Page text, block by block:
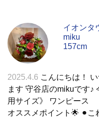
イオンタ
miku
157cm
2025.4.6 こんにちは！
ます 守谷店のmikuです♪
用サイズ》 ワンピー
オススメポイント🌟 ⚫︎